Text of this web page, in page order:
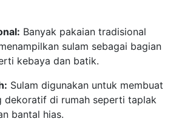
Banyak pakaian tradisional
sulam sebagai bagian
kebaya dan batik.
Sulam digunakan untuk membuat
dekoratif di rumah seperti taplak
bantal hias.